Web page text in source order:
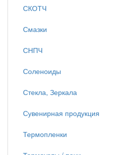
СКОТЧ
Смазки
СНПЧ
Соленоиды
Стекла, Зеркала
Сувенирная продукция
Термопленки